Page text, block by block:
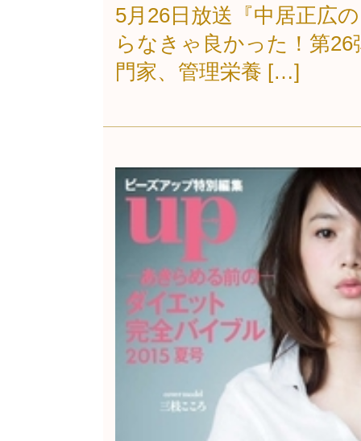
5月26日放送『中居正広
らなきゃ良かった！第
門家、管理栄養 […]